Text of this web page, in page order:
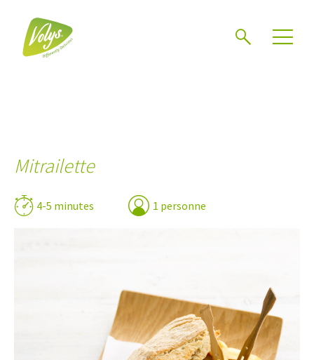
Mitrailette
4-5 minutes 1 personne